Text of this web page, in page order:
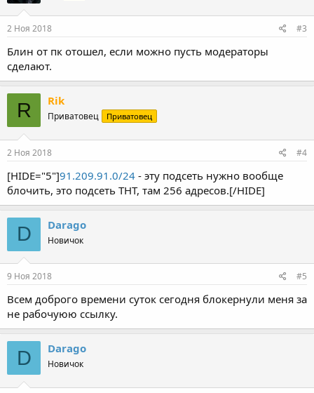
2 Ноя 2018 #3
Блин от пк отошел, если можно пусть модераторы
сделают.
R Rik
Приватовец Приватовец
2 Ноя 2018 #4
[HIDE="5"]91.209.91.0/24 - эту подсеть нужно вообще
блочить, это подсеть ТНТ, там 256 адресов.[/HIDE]
D Darago
Новичок
9 Ноя 2018 #5
Всем доброго времени суток сегодня блокернули меня за
не рабочуюю ссылку.
D Darago
Новичок